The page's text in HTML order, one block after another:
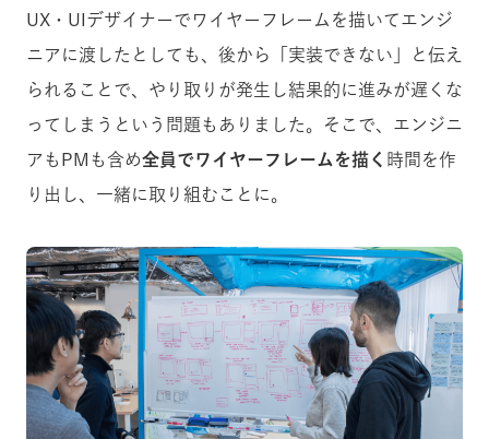
UX・UIデザイナーでワイヤーフレームを描いてエンジ
ニアに渡したとしても、後から「実装できない」と伝え
られることで、やり取りが発生し結果的に進みが遅くな
ってしまうという問題もありました。そこで、エンジニ
アもPMも含め全員でワイヤーフレームを描く 時間を作
り出し、一緒に取り組むことに。